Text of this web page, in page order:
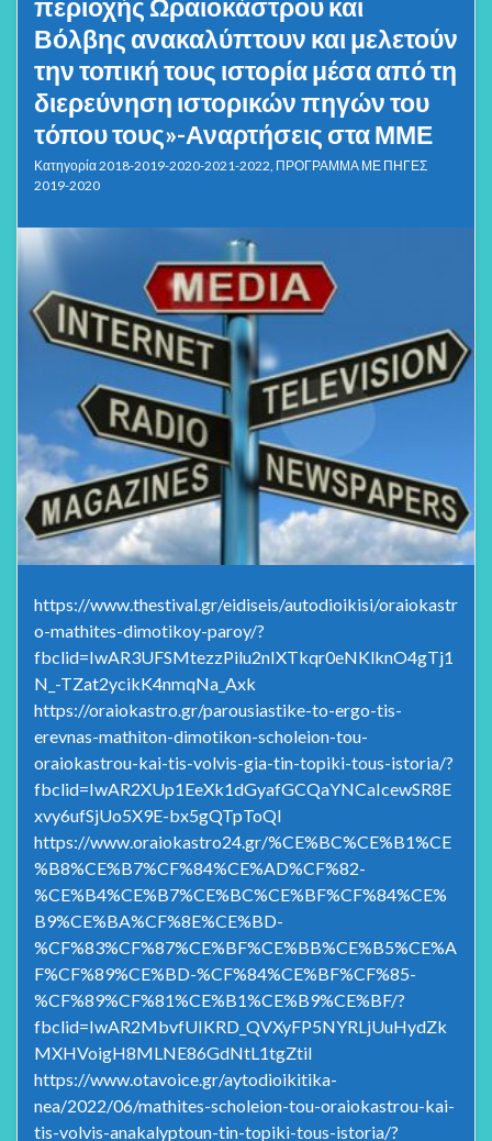
περιοχής Ωραιοκάστρου και
Βόλβης ανακαλύπτουν και μελετούν
την τοπική τους ιστορία μέσα από τη
διερεύνηση ιστορικών πηγών του
τόπου τους»-Αναρτήσεις στα ΜΜΕ
Κατηγορία2018-2019-2020-2021-2022, ΠΡΟΓΡΑΜΜΑ ΜΕ ΠΗΓΕΣ
2019-2020
https://www.thestival.gr/eidiseis/autodioikisi/oraiokastr
o-mathites-dimotikoy-paroy/?
fbclid=IwAR3UFSMtezzPilu2nIXTkqr0eNKlknO4gTj1
N_-TZat2ycikK4nmqNa_Axk
https://oraiokastro.gr/parousiastike-to-ergo-tis-
erevnas-mathiton-dimotikon-scholeion-tou-
oraiokastrou-kai-tis-volvis-gia-tin-topiki-tous-istoria/?
fbclid=IwAR2XUp1EeXk1dGyafGCQaYNCaIcewSR8E
xvy6ufSjUo5X9E-bx5gQTpToQI
https://www.oraiokastro24.gr/%CE%BC%CE%B1%CE
%B8%CE%B7%CF%84%CE%AD%CF%82-
%CE%B4%CE%B7%CE%BC%CE%BF%CF%84%CE%
B9%CE%BA%CF%8E%CE%BD-
%CF%83%CF%87%CE%BF%CE%BB%CE%B5%CE%A
F%CF%89%CE%BD-%CF%84%CE%BF%CF%85-
%CF%89%CF%81%CE%B1%CE%B9%CE%BF/?
fbclid=IwAR2MbvfUIKRD_QVXyFP5NYRLjUuHydZk
MXHVoigH8MLNE86GdNtL1tgZtiI
https://www.otavoice.gr/aytodioikitika-
nea/2022/06/mathites-scholeion-tou-oraiokastrou-kai-
tis-volvis-anakalyptoun-tin-topiki-tous-istoria/?